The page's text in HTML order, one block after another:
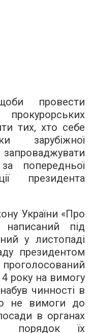
провести
тих, хто себе
зарубіжної
попередньої
президента
України «Про
написаний під
у листопаді
президентом
року на вимогу
чинності в
не вимоги до
в органах
порядок їх